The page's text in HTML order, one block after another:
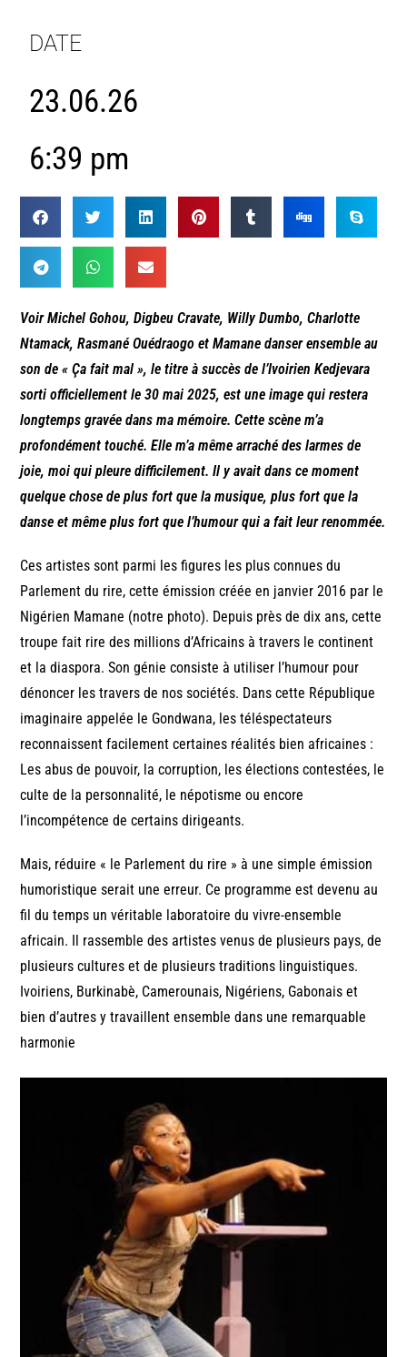
DATE
23.06.26
6:39 pm
Voir Michel Gohou, Digbeu Cravate, Willy Dumbo, Charlotte
Ntamack, Rasmané Ouédraogo et Mamane danser ensemble au
son de « Ça fait mal », le titre à succès de l’Ivoirien Kedjevara
sorti officiellement le 30 mai 2025, est une image qui restera
longtemps gravée dans ma mémoire. Cette scène m’a
profondément touché. Elle m’a même arraché des larmes de
joie, moi qui pleure difficilement. Il y avait dans ce moment
quelque chose de plus fort que la musique, plus fort que la
danse et même plus fort que l’humour qui a fait leur renommée.
Ces artistes sont parmi les figures les plus connues du
Parlement du rire, cette émission créée en janvier 2016 par le
Nigérien Mamane (notre photo). Depuis près de dix ans, cette
troupe fait rire des millions d’Africains à travers le continent
et la diaspora. Son génie consiste à utiliser l’humour pour
dénoncer les travers de nos sociétés. Dans cette République
imaginaire appelée le Gondwana, les téléspectateurs
reconnaissent facilement certaines réalités bien africaines :
Les abus de pouvoir, la corruption, les élections contestées, le
culte de la personnalité, le népotisme ou encore
l’incompétence de certains dirigeants.
Mais, réduire « le Parlement du rire » à une simple émission
humoristique serait une erreur. Ce programme est devenu au
fil du temps un véritable laboratoire du vivre-ensemble
africain. Il rassemble des artistes venus de plusieurs pays, de
plusieurs cultures et de plusieurs traditions linguistiques.
Ivoiriens, Burkinabè, Camerounais, Nigériens, Gabonais et
bien d’autres y travaillent ensemble dans une remarquable
harmonie